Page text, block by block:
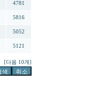
4781
5816
5052
5121
[다음 10개]